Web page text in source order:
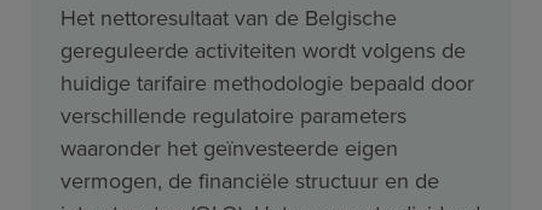
Het nettoresultaat van de Belgische
gereguleerde activiteiten wordt volgens de
huidige tarifaire methodologie bepaald door
verschillende regulatoire parameters
waaronder het geïnvesteerde eigen
vermogen, de financiële structuur en de